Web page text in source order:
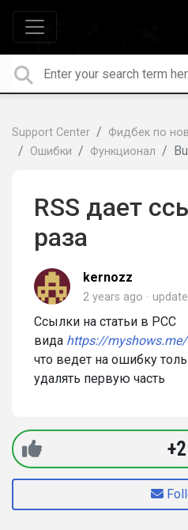
Support Center
Фидбек по
Ошибки
Функционал
RSS дает
раза
kernozz
2 years ago
Ссылки на статьи в РСС
вида https://
что ведет на ошибку
удалять первую часть
+2